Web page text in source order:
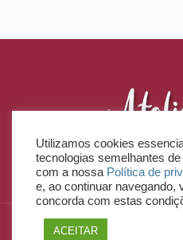
Utilizamos cookies
tecnologias semelhantes
com a nossa Política de
e, ao continuar navegando,
concorda com estas
ACEITAR